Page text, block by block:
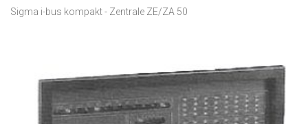
Sigma i-bus kompakt - Zentrale ZE/ZA 50